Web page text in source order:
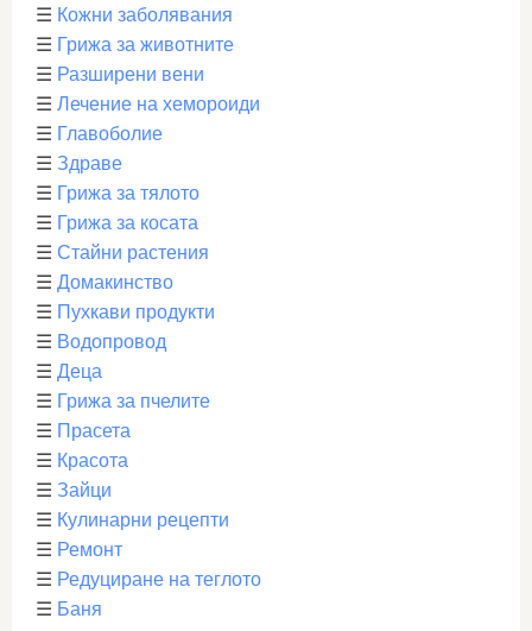
☰ Кожни заболявания
☰ Грижа за животните
☰ Разширени вени
☰ Лечение на хемороиди
☰ Главоболие
☰ Здраве
☰ Грижа за тялото
☰ Грижа за косата
☰ Стайни растения
☰ Домакинство
☰ Пухкави продукти
☰ Водопровод
☰ Деца
☰ Грижа за пчелите
☰ Прасета
☰ Красота
☰ Зайци
☰ Кулинарни рецепти
☰ Ремонт
☰ Редуциране на теглото
☰ Баня